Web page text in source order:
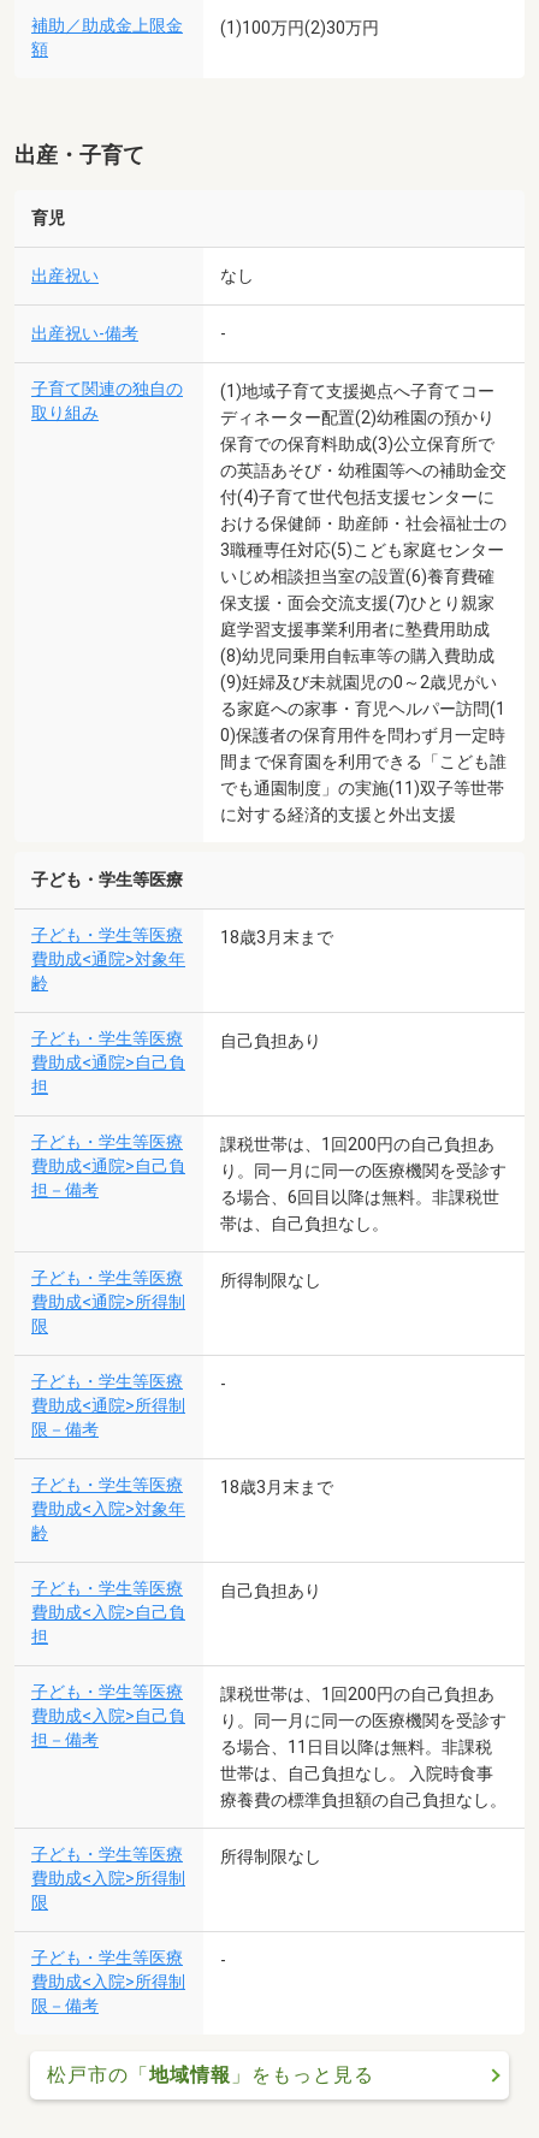
補助／助成金上限金
額
(1)100万円(2)30万円
出産・子育て
育児
出産祝い なし
出産祝い-備考 -
子育て関連の独自の
取り組み
(1)地域子育て支援拠点へ子育てコー
ディネーター配置(2)幼稚園の預かり
保育での保育料助成(3)公立保育所で
の英語あそび・幼稚園等への補助金交
付(4)子育て世代包括支援センターに
おける保健師・助産師・社会福祉士の
3職種専任対応(5)こども家庭センター
いじめ相談担当室の設置(6)養育費確
保支援・面会交流支援(7)ひとり親家
庭学習支援事業利用者に塾費用助成
(8)幼児同乗用自転車等の購入費助成
(9)妊婦及び未就園児の0～2歳児がい
る家庭への家事・育児ヘルパー訪問(1
0)保護者の保育用件を問わず月一定時
間まで保育園を利用できる「こども誰
でも通園制度」の実施(11)双子等世帯
に対する経済的支援と外出支援
子ども・学生等医療
子ども・学生等医療
費助成<通院>対象年
齢
18歳3月末まで
子ども・学生等医療
費助成<通院>自己負
担
自己負担あり
子ども・学生等医療
費助成<通院>自己負
担－備考
課税世帯は、1回200円の自己負担あ
り。同一月に同一の医療機関を受診す
る場合、6回目以降は無料。非課税世
帯は、自己負担なし。
子ども・学生等医療
費助成<通院>所得制
限
所得制限なし
子ども・学生等医療
費助成<通院>所得制
限－備考
-
子ども・学生等医療
費助成<入院>対象年
齢
18歳3月末まで
子ども・学生等医療
費助成<入院>自己負
担
自己負担あり
子ども・学生等医療
費助成<入院>自己負
担－備考
課税世帯は、1回200円の自己負担あ
り。同一月に同一の医療機関を受診す
る場合、11日目以降は無料。非課税
世帯は、自己負担なし。 入院時食事
療養費の標準負担額の自己負担なし。
子ども・学生等医療
費助成<入院>所得制
限
所得制限なし
子ども・学生等医療
費助成<入院>所得制
限－備考
-
松戸市の「地域情報 」をもっと見る